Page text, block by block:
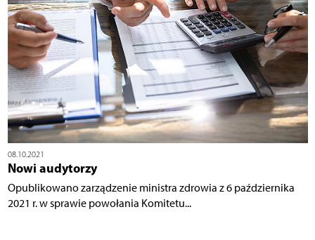
08.10.2021
Nowi audytorzy
Opublikowano zarządzenie ministra zdrowia z 6 października
2021 r. w sprawie powołania Komitetu...